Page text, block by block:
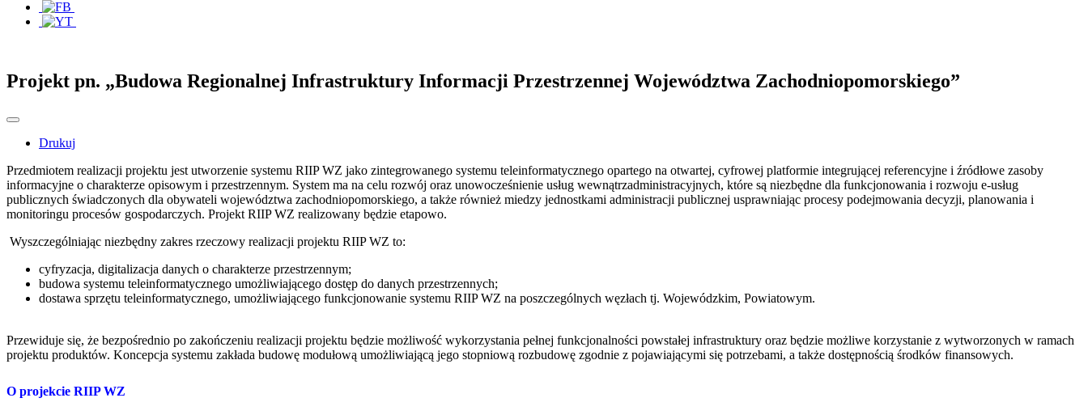
Projekt pn. „Budowa Regionalnej Infrastruktury Informacji Przestrzennej Województwa Zachodniopomorskiego”
Drukuj
Przedmiotem realizacji projektu jest utworzenie systemu RIIP WZ jako zintegrowanego systemu teleinformatycznego opartego na otwartej, cyfrowej platformie integrującej referencyjne i źródłowe zasoby
informacyjne o charakterze opisowym i przestrzennym. System ma na celu rozwój oraz unowocześnienie usług wewnątrzadministracyjnych, które są niezbędne dla funkcjonowania i rozwoju e-usług
publicznych świadczonych dla obywateli województwa zachodniopomorskiego, a także również miedzy jednostkami administracji publicznej usprawniając procesy podejmowania decyzji, planowania i
monitoringu procesów gospodarczych. Projekt RIIP WZ realizowany będzie etapowo.
Wyszczególniając niezbędny zakres rzeczowy realizacji projektu RIIP WZ to:
cyfryzacja, digitalizacja danych o charakterze przestrzennym;
budowa systemu teleinformatycznego umożliwiającego dostęp do danych przestrzennych;
dostawa sprzętu teleinformatycznego, umożliwiającego funkcjonowanie systemu RIIP WZ na poszczególnych węzłach tj. Wojewódzkim, Powiatowym.
Przewiduje się, że bezpośrednio po zakończeniu realizacji projektu będzie możliwość wykorzystania pełnej funkcjonalności powstałej infrastruktury oraz będzie możliwe korzystanie z wytworzonych w ramach
projektu produktów. Koncepcja systemu zakłada budowę modułową umożliwiającą jego stopniową rozbudowę zgodnie z pojawiającymi się potrzebami, a także dostępnością środków finansowych.
O projekcie RIIP WZ